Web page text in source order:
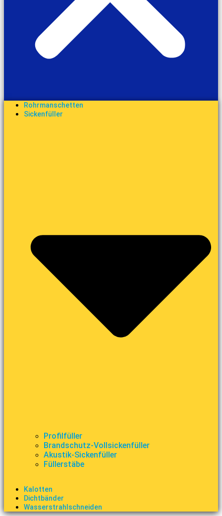
Rohrmanschetten
Sickenfüller
Profilfüller
Brandschutz-Vollsickenfüller
Akustik-Sickenfüller
Füllerstäbe
Kalotten
Dichtbänder
Wasserstrahlschneiden